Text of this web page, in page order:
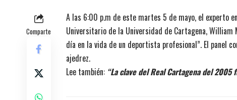
Comparte
A las 6:00 p.m de este martes 5 de mayo, el experto
Universitario de la Universidad de Cartagena,
día en la vida de un deportista profesional”. El panel
ajedrez.
Lee también: “La clave del Real Cartagena del 2005